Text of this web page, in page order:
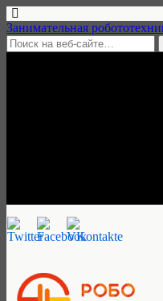
Занимательная